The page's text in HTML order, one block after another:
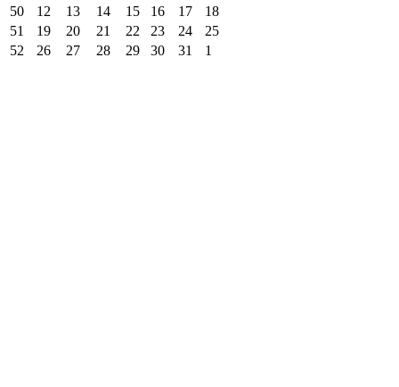
50
12 13 14 15 16 17
18
51
19 20 21 22 23 24
25
52
26 27 28 29 30 31 1